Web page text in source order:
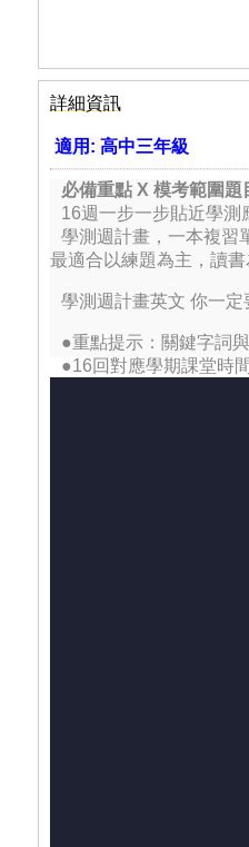
詳細資訊
適用: 高中三年級
必備重點 X 模考範圍題
16週一步一步貼近學測
學測週計畫，一本複習
最適合以練題為主，讀書
學測週計畫英文 你一定
●重點提示：關鍵字詞
●16回對應學期課堂時